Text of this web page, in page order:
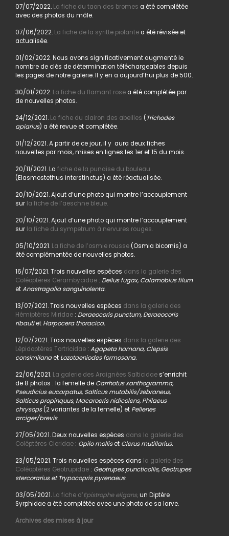
07/07/2022. La fiche du taon des bromes a été complétée
avec des photos du mâle.
07/06/2022. La fiche de la syritte piolantea été révisée et
actualisée.
01/02/2022. Nous avons significativement augmenté le
nombre de clés de détermination téléchargeables depuis
les pages de notre galerie. Il y en a aujourd’hui plus de 500.
30/01/2022. La fiche du flamant rosea été complétée par
de nouvelles photos.
24/12/2021. La fiche du clairon des abeilles ( Trichodes
apiarius) a été revue et complétée.
01/12/2021. A partir de ce jour, il y aura deux fiches
nouvelles par mois, mises en lignes les 1er et 15 du mois.
20/11/2021. La fiche de la punaise du bouleau
(Elasmostethus interstinctus) a été réactualisée.
20/10/2021. Ajout d’une photo qui montre l’accouplement
sur la fiche de l’aeschne bleue.
20/10/2021. Ajout d’une photo qui montre l’accouplement
sur la fiche du sympetrum à nervures rouges.
05/10/2021. La fiche de l’osmie rousse(Osmia bicornis) a
été complémentée de nouvelles photos.
16/07/2021. Trois nouvelles espèces dans la galerie des
Coléoptères Cerambycidae: Deilus fugax, Calamobius filum
etAnastragalia sanguinolenta.
13/07/2021. Trois nouvelles espèces dans la galerie des
Hémiptères Miridae: Deraeocoris punctum, Deraeocoris
ribautiet Harpocera thoracica.
12/07/2021. Trois nouvelles espèces dans la galerie des
Lépidoptères Tortricidae: Agapeta hamana, Clepsis
consimilanaet Lozotaeniodes formosana.
22/06/2021. La galerie des Araignées Salticidaes’enrichit
de 8 photos : la femelle de Carrhotus xanthogramma,
Pseudicius eucarpatus, Salticus mutabilis/zebraneus,
Salticus propinquus, Macaroeris nidicolens, Philaeus
chrysops(2 variantes de la femelle) et Pellenes
arciger/brevis.
27/05/2021. Deux nouvelles espèces dans la galerie des
Coléptères Cleridae: Opilo molliset Clerus mutillarius.
23/05/2021. Trois nouvelles espèces dans la galerie des
Coléoptères Geotrupidae: Geotrupes puncticollis, Geotrupes
stercorarius et Trypocopris pyrenaeus.
03/05/2021. La fiche d’Epistrophe eligans,un Diptère
Syrphidae a été complétée avec une photo de sa larve.
Archives des mises à jour